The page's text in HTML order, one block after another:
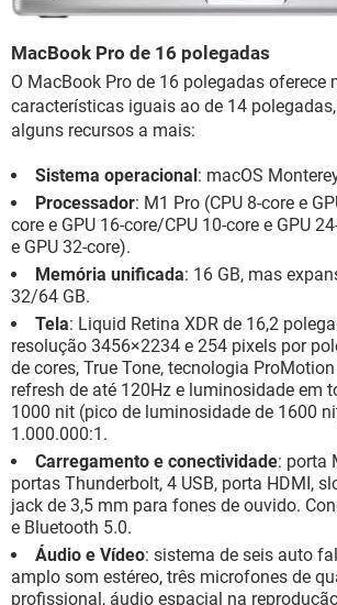
MacBook Pro de 16 polegadas
O MacBook Pro de 16 polegadas oferece
características iguais ao de 14
alguns recursos a mais:
Sistema operacional: macOS
Processador: M1 Pro (CPU 8-core e
core e GPU 16-core/CPU 10-core e GPU
e GPU 32-core).
Memória unificada: 16 GB, mas
32/64 GB.
Tela: Liquid Retina XDR de 16,2
resolução 3456×2234 e 254 pixels por
de cores, True Tone, tecnologia
refresh de até 120Hz e luminosidade em
1000 nit (pico de luminosidade de 1600
1.000.000:1.
Carregamento e conectividade: porta
portas Thunderbolt, 4 USB, porta HDMI,
jack de 3,5 mm para fones de ouvido.
e Bluetooth 5.0.
Áudio e Vídeo: sistema de seis auto
amplo som estéreo, três microfones de
profissional, áudio espacial na